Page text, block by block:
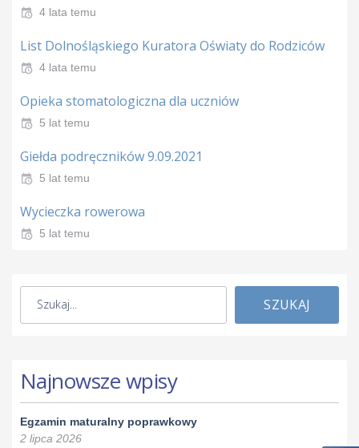
4 lata temu
List Dolnośląskiego Kuratora Oświaty do Rodziców
4 lata temu
Opieka stomatologiczna dla uczniów
5 lat temu
Giełda podręczników 9.09.2021
5 lat temu
Wycieczka rowerowa
5 lat temu
SZUKAJ
Najnowsze wpisy
Egzamin maturalny poprawkowy
2 lipca 2026